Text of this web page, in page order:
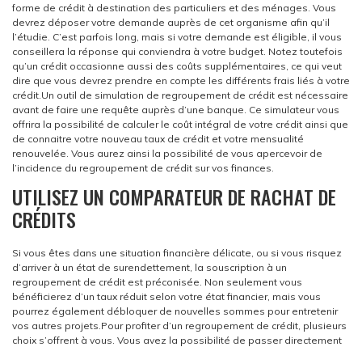
forme de crédit à destination des particuliers et des ménages. Vous
devrez déposer votre demande auprès de cet organisme afin qu’il
l’étudie. C’est parfois long, mais si votre demande est éligible, il vous
conseillera la réponse qui conviendra à votre budget. Notez toutefois
qu’un crédit occasionne aussi des coûts supplémentaires, ce qui veut
dire que vous devrez prendre en compte les différents frais liés à votre
crédit. Un outil de simulation de regroupement de crédit est nécessaire
avant de faire une requête auprès d’une banque. Ce simulateur vous
offrira la possibilité de calculer le coût intégral de votre crédit ainsi que
de connaitre votre nouveau taux de crédit et votre mensualité
renouvelée. Vous aurez ainsi la possibilité de vous apercevoir de
l’incidence du regroupement de crédit sur vos finances.
UTILISEZ UN COMPARATEUR DE RACHAT DE
CRÉDITS
Si vous êtes dans une situation financière délicate, ou si vous risquez
d’arriver à un état de surendettement, la souscription à un
regroupement de crédit est préconisée. Non seulement vous
bénéficierez d’un taux réduit selon votre état financier, mais vous
pourrez également débloquer de nouvelles sommes pour entretenir
vos autres projets. Pour profiter d’un regroupement de crédit, plusieurs
choix s’offrent à vous. Vous avez la possibilité de passer directement